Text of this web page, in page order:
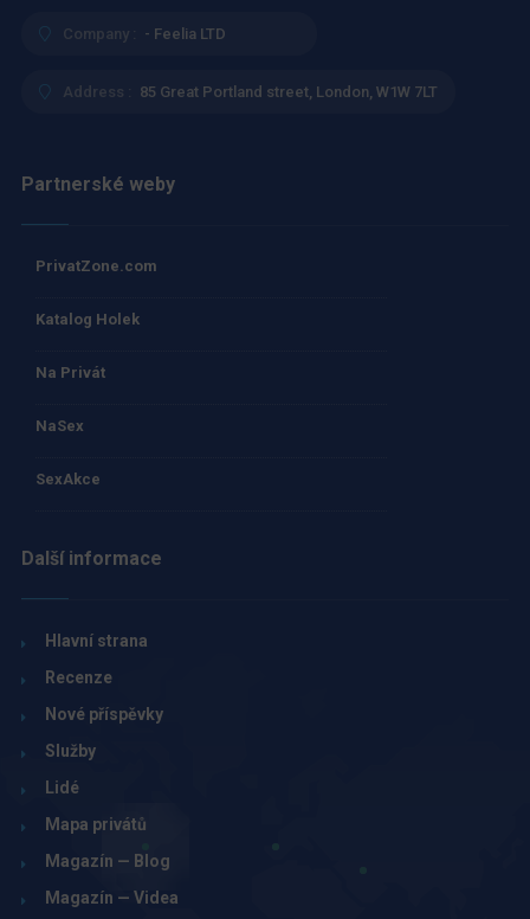
Company : - Feelia LTD
Address : 85 Great Portland street, London, W1W 7LT
Partnerské weby
PrivatZone.com
Katalog Holek
Na Privát
NaSex
SexAkce
Další informace
Hlavní strana
Recenze
Nové příspěvky
Služby
Lidé
Mapa privátů
Magazín — Blog
Magazín — Videa